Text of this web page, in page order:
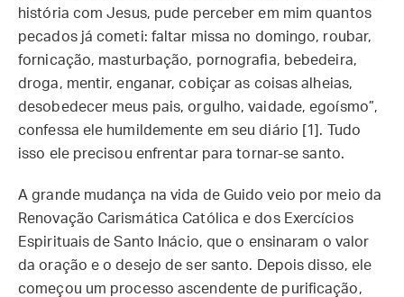
história com Jesus, pude perceber em mim quantos
pecados já cometi: faltar missa no domingo, roubar,
fornicação, masturbação, pornografia, bebedeira,
droga, mentir, enganar, cobiçar as coisas alheias,
desobedecer meus pais, orgulho, vaidade, egoísmo”,
confessa ele humildemente em seu diário [1]. Tudo
isso ele precisou enfrentar para tornar-se santo.
A grande mudança na vida de Guido veio por meio da
Renovação Carismática Católica e dos Exercícios
Espirituais de Santo Inácio, que o ensinaram o valor
da oração e o desejo de ser santo. Depois disso, ele
começou um processo ascendente de purificação,